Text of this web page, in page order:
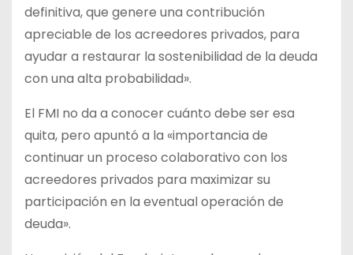
definitiva, que genere una contribución
apreciable de los acreedores privados, para
ayudar a restaurar la sostenibilidad de la deuda
con una alta probabilidad».
El FMI no da a conocer cuánto debe ser esa
quita, pero apuntó a la «importancia de
continuar un proceso colaborativo con los
acreedores privados para maximizar su
participación en la eventual operación de
deuda».